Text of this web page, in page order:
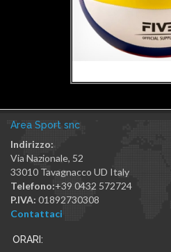
Area Sport snc
Indirizzo:
Via Nazionale, 52
33010 Tavagnacco UD Italy
Telefono:+39 0432 572724
P.IVA: 01892730308
Contattaci
ORARI: